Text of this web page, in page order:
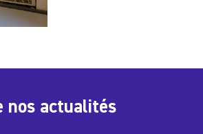
nos actualités